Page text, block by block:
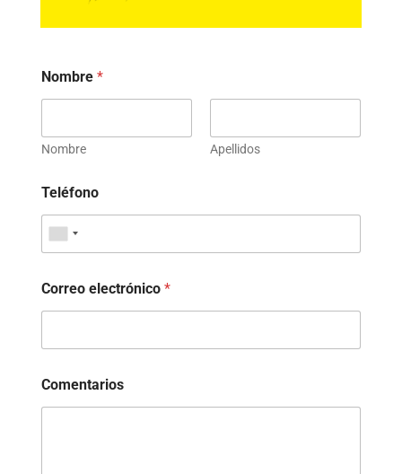
Nombre *
Nombre Apellidos
Teléfono
Correo electrónico *
Comentarios